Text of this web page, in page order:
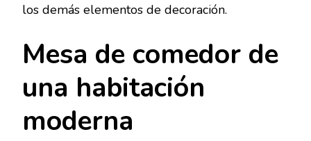
los demás elementos de decoración.
Mesa de comedor de
una habitación
moderna